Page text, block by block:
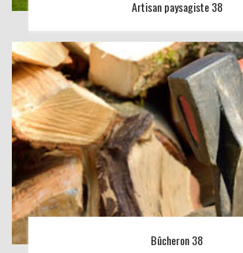
Artisan paysagiste 38
Bûcheron 38